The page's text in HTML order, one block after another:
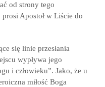
od strony tego
Apostoł w Liście do
się linie przesłania
wypływa jego
i człowieku”. Jako, że u
miłość Boga